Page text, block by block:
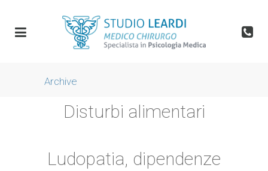
Archive
Disturbi alimentari
Ludopatia, dipendenze